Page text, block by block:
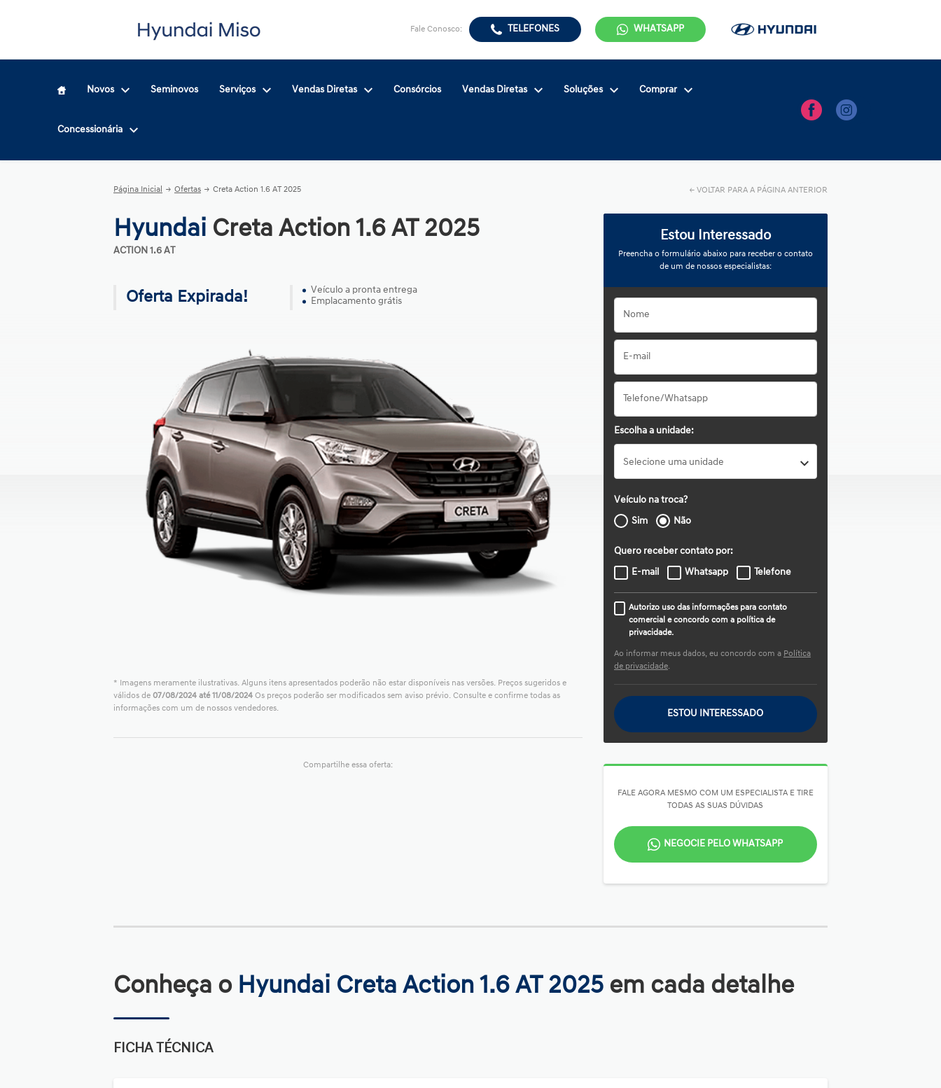
Fale Conosco: TELEFONES WHATSAPP
Novos Seminovos Serviços Vendas Diretas Consórcios Vendas Diretas Soluções Comprar
Concessionária
Página Inicial Ofertas Creta Action 1.6 AT 2025 ← VOLTAR PARA A PÁGINA ANTERIOR
Hyundai Creta Action 1.6 AT 2025
ACTION 1.6 AT
Oferta Expirada!
Veículo a pronta entrega
Emplacamento grátis
* Imagens meramente ilustrativas. Alguns itens apresentados poderão não estar disponíveis nas versões. Preços sugeridos e
válidos de 07/08/2024 até 11/08/2024 Os preços poderão ser modificados sem aviso prévio. Consulte e confirme todas as
informações com um de nossos vendedores.
Compartilhe essa oferta:
Estou Interessado
Preencha o formulário abaixo para receber o contato
de um de nossos especialistas:
Escolha a unidade:
Selecione uma unidade
Veículo na troca?
Sim
Não
Quero receber contato por:
E-mail
Whatsapp Telefone
Autorizo uso das informações para contato
comercial e concordo com a política de
privacidade.
Ao informar meus dados, eu concordo com a Política
de privacidade.
ESTOU INTERESSADO
FALE AGORA MESMO COM UM ESPECIALISTA E TIRE
TODAS AS SUAS DÚVIDAS
NEGOCIE PELO WHATSAPP
Conheça o Hyundai Creta Action 1.6 AT 2025 em cada detalhe
FICHA TÉCNICA